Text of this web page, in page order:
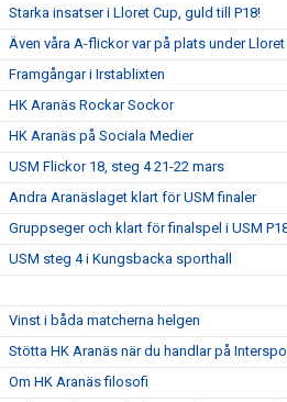
Starka insatser i Lloret Cup, guld till P18!
Även våra A-flickor var på plats under Lloret
Framgångar i Irstablixten
HK Aranäs Rockar Sockor
HK Aranäs på Sociala Medier
USM Flickor 18, steg 4 21-22 mars
Andra Aranäslaget klart för USM finaler
Gruppseger och klart för finalspel i USM
USM steg 4 i Kungsbacka sporthall
Vinst i båda matcherna helgen
Stötta HK Aranäs när du handlar på
Om HK Aranäs filosofi